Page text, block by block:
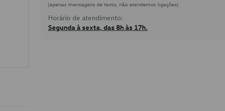
(apenas mensagens de texto, não atendemos ligações)
Horário de atendimento:
Segunda à sexta, das 8h às 17h.